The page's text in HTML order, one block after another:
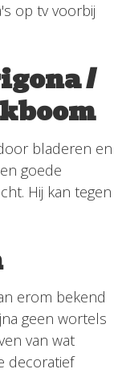
op tv voorbij
/
bladeren en
goede
Hij kan tegen
erom bekend
geen wortels
van wat
decoratief